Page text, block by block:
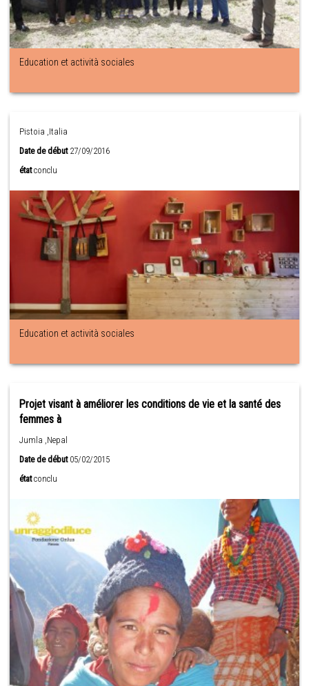
Education et actività sociales
Pistoia ,Italia
Date de début27/09/2016
état conclu
Education et actività sociales
Projet visant à améliorer les conditions de vie et la santé des
femmes à
Jumla ,Nepal
Date de début05/02/2015
état conclu